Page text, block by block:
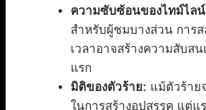
ความซับซ้อนของไทม์ไลน์
สำหรับผู้ชมบางส่วน การ
เวลาอาจสร้างความสับส
แรก
มิติของตัวร้าย: แม้ตัวร้า
ในการสร้างอุปสรรค แต่แ